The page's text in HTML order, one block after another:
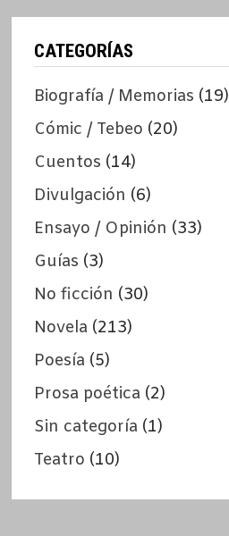
CATEGORÍAS
Biografía / Memorias (19)
Cómic / Tebeo (20)
Cuentos (14)
Divulgación (6)
Ensayo / Opinión (33)
Guías (3)
No ficción (30)
Novela (213)
Poesía (5)
Prosa poética (2)
Sin categoría (1)
Teatro (10)